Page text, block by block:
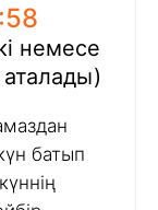
немесе
аталады)
батып